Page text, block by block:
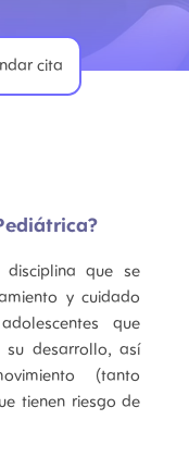
cita
que se
y cuidado
que
su desarrollo, así
(tanto
tienen riesgo de